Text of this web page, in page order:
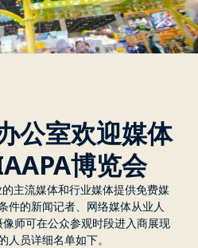
公室欢迎媒体
博览会
主流媒体和行业媒体提供免费媒
件的新闻记者、网络媒体从业人
师可在公众参观时段进入商展现
人员详细名单如下。